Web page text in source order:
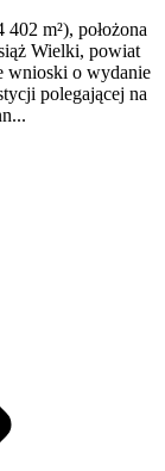
m²), położona
Wielki, powiat
wnioski o wydanie
polegającej na